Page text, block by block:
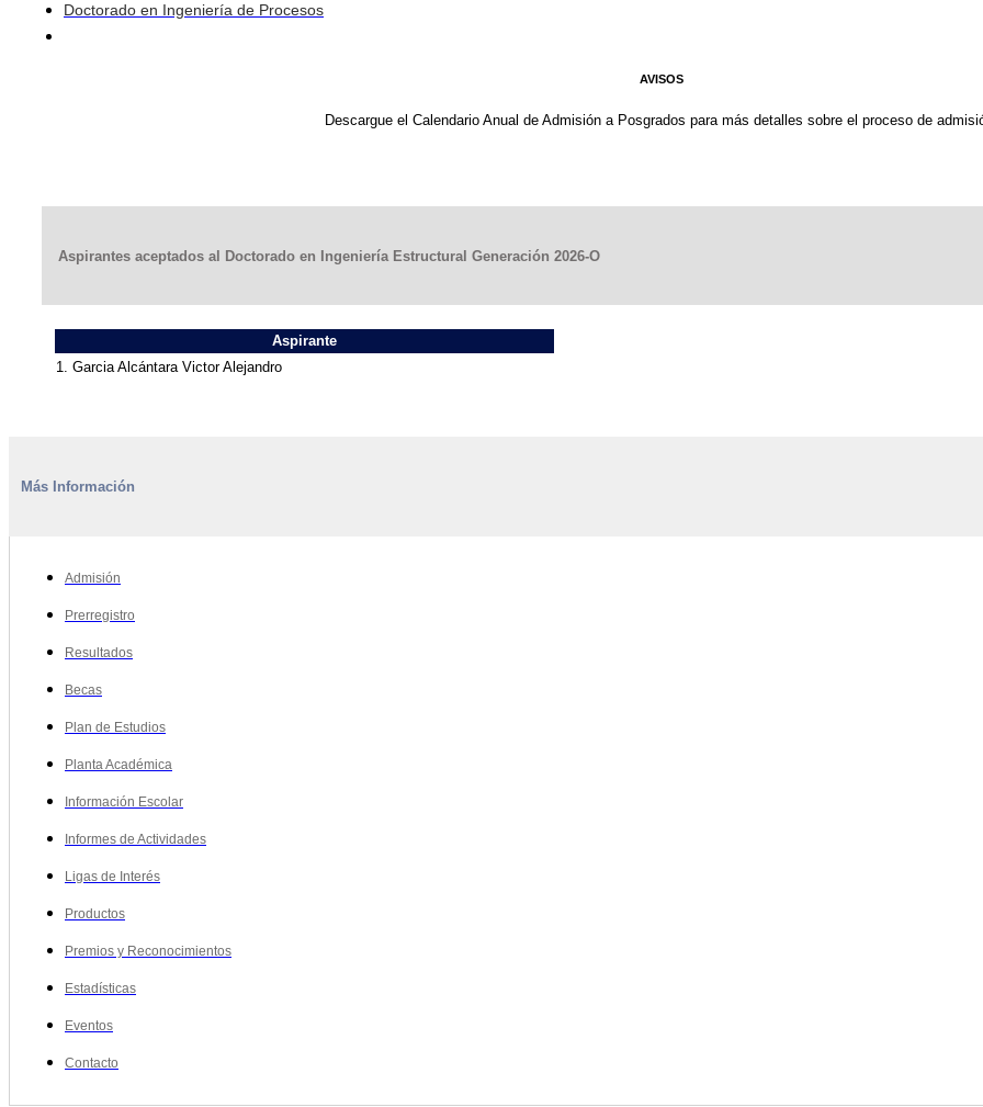
Doctorado en Ingeniería de Procesos
AVISOS
Descargue el Calendario Anual de Admisión a Posgrados para más detalles sobre el proceso de
Aspirantes aceptados al Doctorado en Ingeniería Estructural Generación 2026-O
Aspirante
1. Garcia Alcántara Victor Alejandro
Más Información
Admisión
Prerregistro
Resultados
Becas
Plan de Estudios
Planta Académica
Información Escolar
Informes de Actividades
Ligas de Interés
Productos
Premios y Reconocimientos
Estadísticas
Eventos
Contacto